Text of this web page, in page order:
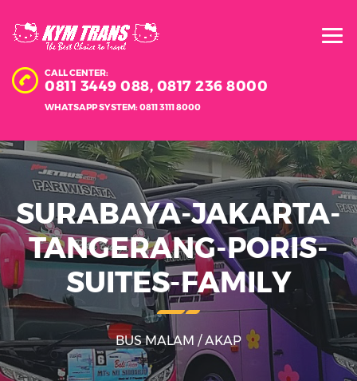
CALL CENTER:
0811 3449 088, 0817 236 8000
WHATSAPP SYSTEM: 0811 3111 8000
SURABAYA-JAKARTA-
TANGERANG-PORIS-
SUITES-FAMILY
BUS MALAM / AKAP